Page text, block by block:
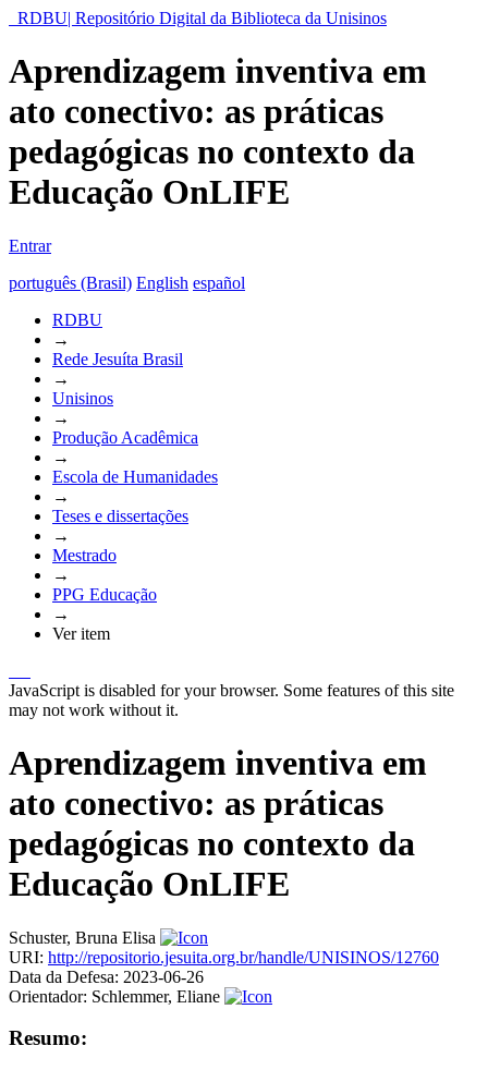
RDBU| Repositório Digital da Biblioteca da Unisinos
Aprendizagem inventiva em
ato conectivo: as práticas
pedagógicas no contexto da
Educação OnLIFE
Entrar
português (Brasil) English español
RDBU
→
Rede Jesuíta Brasil
→
Unisinos
→
Produção Acadêmica
→
Escola de Humanidades
→
Teses e dissertações
→
Mestrado
→
PPG Educação
→
Ver item
JavaScript is disabled for your browser. Some features of this site
may not work without it.
Aprendizagem inventiva em
ato conectivo: as práticas
pedagógicas no contexto da
Educação OnLIFE
Schuster, Bruna Elisa
URI: http://repositorio.jesuita.org.br/handle/UNISINOS/12760
Data da Defesa: 2023-06-26
Orientador: Schlemmer, Eliane
Resumo: